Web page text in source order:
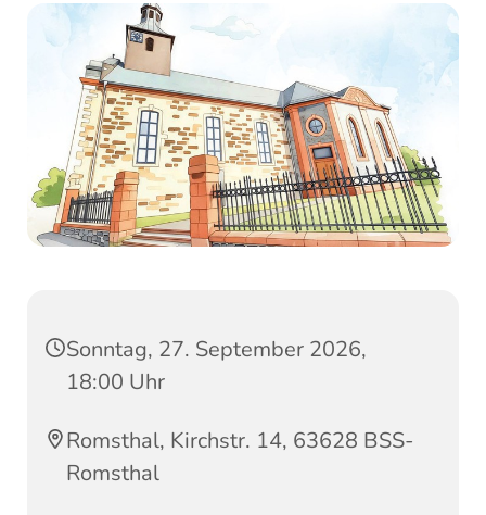
Sonntag, 27. September 2026,
18:00 Uhr
Romsthal, Kirchstr. 14, 63628 BSS-
Romsthal